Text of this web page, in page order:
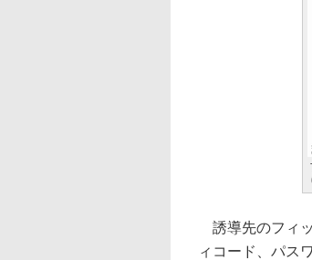
誘導先のフィ
ィコード、パス